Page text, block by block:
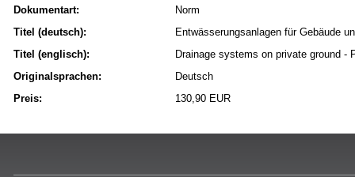
Dokumentart:
Norm
Titel (deutsch):
Entwässerungsanlagen für Gebäude
Titel (englisch):
Drainage systems on private ground -
Originalsprachen:
Deutsch
Preis:
130,90 EUR